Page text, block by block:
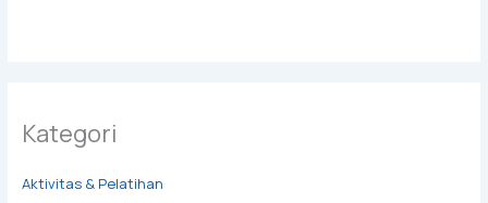
Kategori
Aktivitas & Pelatihan